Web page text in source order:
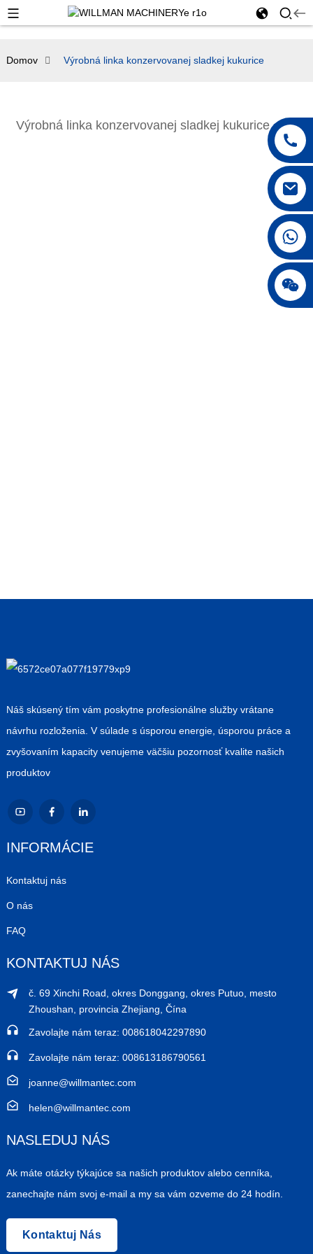
Domov Výrobná linka konzervovanej sladkej kukurice
Výrobná linka konzervovanej sladkej kukurice
Náš skúsený tím vám poskytne profesionálne služby vrátane
návrhu rozloženia. V súlade s úsporou energie, úsporou práce a
zvyšovaním kapacity venujeme väčšiu pozornosť kvalite našich
produktov
INFORMÁCIE
Kontaktuj nás
O nás
FAQ
KONTAKTUJ NÁS
č. 69 Xinchi Road, okres Donggang, okres Putuo, mesto
Zhoushan, provincia Zhejiang, Čína
Zavolajte nám teraz: 008618042297890
Zavolajte nám teraz: 008613186790561
joanne@willmantec.com
helen@willmantec.com
NASLEDUJ NÁS
Ak máte otázky týkajúce sa našich produktov alebo cenníka,
zanechajte nám svoj e-mail a my sa vám ozveme do 24 hodín.
Kontaktuj Nás